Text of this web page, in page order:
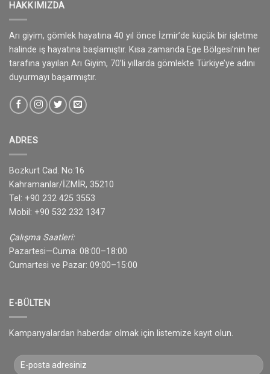
HAKKIMIZDA
Arı giyim, gömlek hayatına 40 yıl önce İzmir’de küçük bir işletme
halinde iş hayatına başlamıştır. Kısa zamanda Ege Bölgesi’nin her
tarafına yayılan Arı Giyim, 70’li yıllarda gömlekte Türkiye’ye adını
duyurmayı başarmıştır.
ADRES
Bozkurt Cad. No:16
Kahramanlar/İZMİR, 35210
Tel: +90 232 425 3553
Mobil: +90 532 232 1347
Çalışma Saatleri:
Pazartesi—Cuma: 08:00–18:00
Cumartesi ve Pazar: 09:00–15:00
E-BÜLTEN
Kampanyalardan haberdar olmak için listemize kayıt olun.